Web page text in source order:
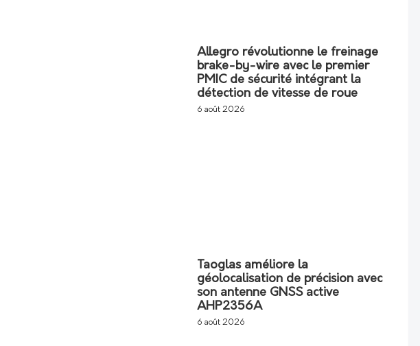
Allegro révolutionne le freinage
brake-by-wire avec le premier
PMIC de sécurité intégrant la
détection de vitesse de roue
6 août 2026
Taoglas améliore la
géolocalisation de précision avec
son antenne GNSS active
AHP2356A
6 août 2026